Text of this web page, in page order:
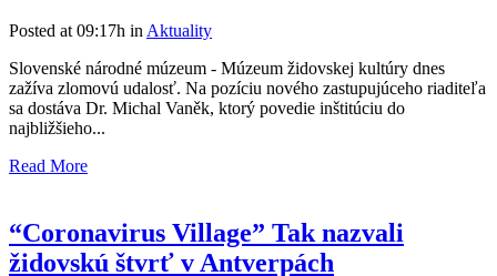
Posted at 09:17h in Aktuality
Slovenské národné múzeum - Múzeum židovskej kultúry dnes
zažíva zlomovú udalosť. Na pozíciu nového zastupujúceho riaditeľa
sa dostáva Dr. Michal Vaněk, ktorý povedie inštitúciu do
najbližšieho...
Read More
“Coronavirus Village” Tak nazvali
židovskú štvrť v Antverpách